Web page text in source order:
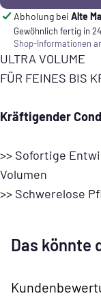
Abholung bei Alte
Gewöhnlich fertig in
Shop-Informationen
ULTRA VOLUME
FÜR FEINES BIS
Kräftigender
>> Sofortige
Volumen
>> Schwerelose
Das könnte